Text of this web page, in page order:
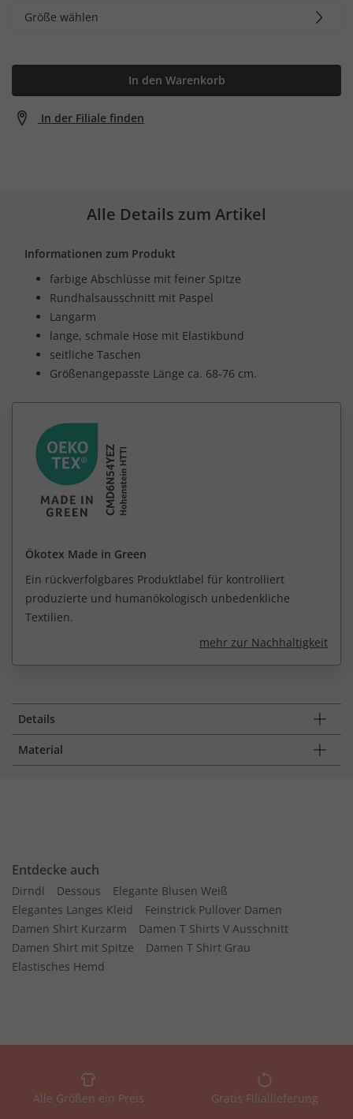
Größe wählen
In den Warenkorb
In der Filiale finden
Alle Details zum Artikel
Informationen zum Produkt
farbige Abschlüsse mit feiner Spitze
Rundhalsausschnitt mit Paspel
Langarm
lange, schmale Hose mit Elastikbund
seitliche Taschen
Größenangepasste Länge ca. 68-76 cm.
Ökotex Made in Green
Ein rückverfolgbares Produktlabel für kontrolliert
produzierte und humanökologisch unbedenkliche
Textilien.
mehr zur Nachhaltigkeit
Details
Material
Entdecke auch
Dirndl Dessous
Elegante Blusen Weiß
Elegantes Langes Kleid
Feinstrick Pullover Damen
Damen Shirt Kurzarm
Damen T Shirts V Ausschnitt
Damen Shirt mit Spitze
Damen T Shirt Grau
Elastisches Hemd
Alle Größen ein Preis Gratis Filiallieferung